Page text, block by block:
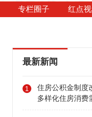
专栏圈子 红点
最新新闻
1
住房公积金制度
多样化住房消费